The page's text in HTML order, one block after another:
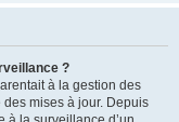
?
à la gestion des
des mises à jour. Depuis